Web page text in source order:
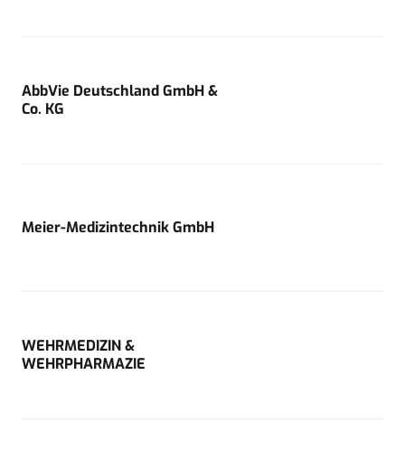
AbbVie Deutschland GmbH &
Co. KG
Meier-Medizintechnik GmbH
WEHRMEDIZIN &
WEHRPHARMAZIE